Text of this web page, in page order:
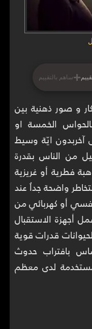
+ساهم بالتقييم
و صور ذهنية بين
الخمسة او
آخربدون ايّة وسيط
من الناس بقدرة
فطرية أو غريزية
واضحة جداُ عند
أو كهربائي من
أجهزة الاستقبال
قدرات قوية
بافتراب حدوث
لدى معظم